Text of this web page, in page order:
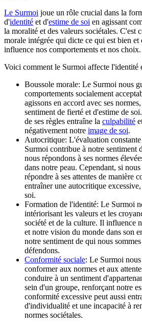
Le Surmoi joue un rôle crucial dans la
d'identité et d'estime de soi en agissant
la moralité et des valeurs sociétales. C'est
morale intégrée qui dicte ce qui est bien et
influence nos comportements et nos choix.
Voici comment le Surmoi affecte l'identité
Boussole morale: Le Surmoi nous
comportements socialement
agissons en accord avec ses
sentiment de fierté et d'estime de
de ses règles entraîne la culpabilité
négativement notre image de soi.
Autocritique: L'évaluation
Surmoi contribue à notre sentiment
nous répondons à ses normes
dans notre peau. Cependant, si
répondre à ses attentes de manière
entraîner une autocritique
soi.
Formation de l'identité: Le Surmoi
intériorisant les valeurs et les
société et de la culture. Il influence
et notre vision du monde dans son
notre sentiment de qui nous
défendons.
Conformité sociale: Le Surmoi
conformer aux normes et aux
conduire à un sentiment
sein d'un groupe, renforçant notre
conformité excessive peut aussi
d'individualité et une incapacité à
normes sociétales.